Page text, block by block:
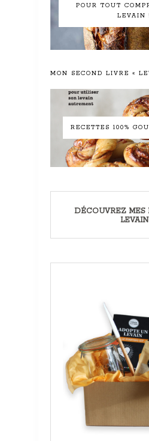
POUR TOUT
LEVAIN !
MON SECOND LIVRE «
RECETTES 100%
DÉCOUVREZ MES
LEVAIN